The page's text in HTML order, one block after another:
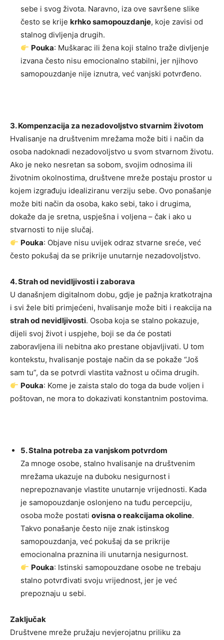
sebe i svog života. Naravno, iza ove savršene slike
često se krije krhko samopouzdanje, koje zavisi od
stalnog divljenja drugih.
Pouka: Muškarac ili žena koji stalno traže divljenje
izvana često nisu emocionalno stabilni, jer njihovo
samopouzdanje nije iznutra, već vanjski potvrđeno.
3. Kompenzacija za nezadovoljstvo stvarnim životom
Hvalisanje na društvenim mrežama može biti i način da
osoba nadoknadi nezadovoljstvo u svom stvarnom životu.
Ako je neko nesretan sa sobom, svojim odnosima ili
životnim okolnostima, društvene mreže postaju prostor u
kojem izgrađuju idealiziranu verziju sebe. Ovo ponašanje
može biti način da osoba, kako sebi, tako i drugima,
dokaže da je sretna, uspješna i voljena – čak i ako u
stvarnosti to nije slučaj.
Pouka: Objave nisu uvijek odraz stvarne sreće, već
često pokušaj da se prikrije unutarnje nezadovoljstvo.
4. Strah od nevidljivosti i zaborava
U današnjem digitalnom dobu, gdje je pažnja kratkotrajna
i svi žele biti primjećeni, hvalisanje može biti i reakcija na
strah od nevidljivosti. Osoba koja se stalno pokazuje,
dijeli svoj život i uspjehe, boji se da će postati
zaboravljena ili nebitna ako prestane objavljivati. U tom
kontekstu, hvalisanje postaje način da se pokaže “Još
sam tu”, da se potvrdi vlastita važnost u očima drugih.
Pouka: Kome je zaista stalo do toga da bude voljen i
poštovan, ne mora to dokazivati konstantnim postovima.
5. Stalna potreba za vanjskom potvrdom
Za mnoge osobe, stalno hvalisanje na društvenim
mrežama ukazuje na duboku nesigurnost i
neprepoznavanje vlastite unutarnje vrijednosti. Kada
je samopouzdanje oslonjeno na tuđu percepciju,
osoba može postati ovisna o reakcijama okoline.
Takvo ponašanje često nije znak istinskog
samopouzdanja, već pokušaj da se prikrije
emocionalna praznina ili unutarnja nesigurnost.
Pouka: Istinski samopouzdane osobe ne trebaju
stalno potvrđivati svoju vrijednost, jer je već
prepoznaju u sebi.
Zaključak
Društvene mreže pružaju nevjerojatnu priliku za